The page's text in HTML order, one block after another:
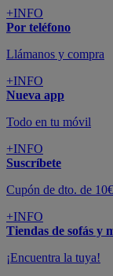
+INFO
Por teléfono
Llámanos y compra
+INFO
Nueva app
Todo en tu móvil
+INFO
Suscríbete
Cupón de dto. de 10€
+INFO
Tiendas de sofás y
¡Encuentra la tuya!